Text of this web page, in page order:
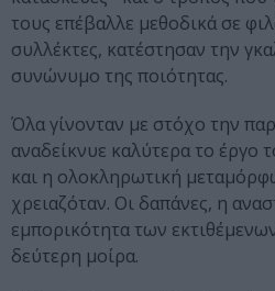
τους επέβαλλε μεθοδικά σε
συλλέκτες, κατέστησαν την
συνώνυμο της ποιότητας.
Όλα γίνονταν με στόχο την
αναδείκνυε καλύτερα το έργο
και η ολοκληρωτική
χρειαζόταν. Οι δαπάνες, η
εμπορικότητα των
δεύτερη μοίρα.